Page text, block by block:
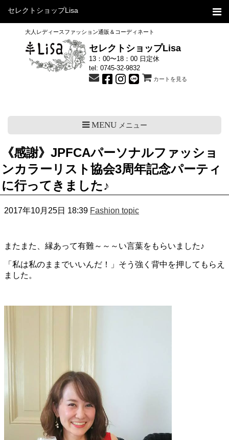
セレクトショップLisa
大人レディースファッション通販＆コーディネート
セレクトショップLisa
13：00〜18：00 日定休
tel: 0745-32-9832
カートを見る
MENUメニュー
《感謝》JPFCAパーソナルファッショ
ンカラーリスト協会3周年記念パーティ
に行ってきました♪
2017年10月25日 18:39 Fashion topic
またまた、縁あって有難～～～い言葉をもらいました♪
「私は私のままでいいんだ！」そう強く背中を押してもらえ
ました。